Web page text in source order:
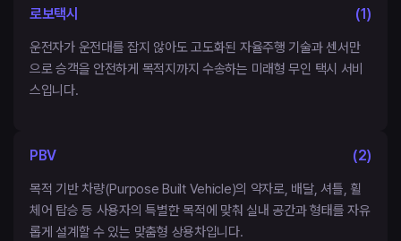
로보택시 (1)
운전자가 운전대를 잡지 않아도 고도화된 자율주행 기술과 센서만
으로 승객을 안전하게 목적지까지 수송하는 미래형 무인 택시 서비
스입니다.
PBV (2)
목적 기반 차량(Purpose Built Vehicle)의 약자로, 배달, 셔틀, 휠
체어 탑승 등 사용자의 특별한 목적에 맞춰 실내 공간과 형태를 자유
롭게 설계할 수 있는 맞춤형 상용차입니다.